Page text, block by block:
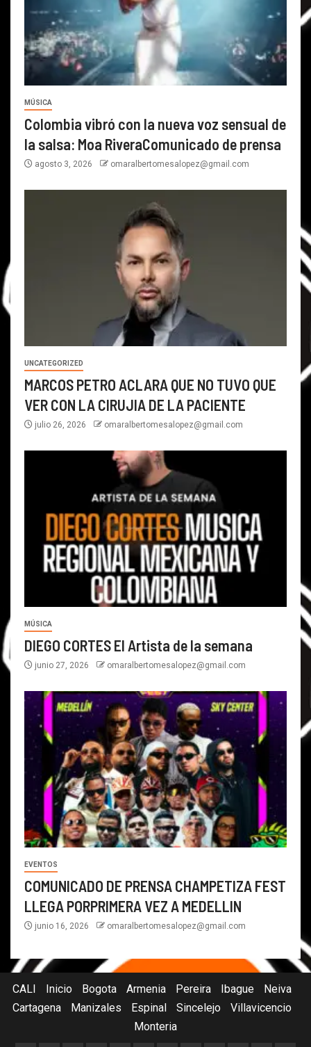
MÚSICA
Colombia vibró con la nueva voz sensual de
la salsa: Moa RiveraComunicado de prensa
agosto 3, 2026 omaralbertomesalopez@gmail.com
UNCATEGORIZED
MARCOS PETRO ACLARA QUE NO TUVO QUE
VER CON LA CIRUJIA DE LA PACIENTE
julio 26, 2026 omaralbertomesalopez@gmail.com
MÚSICA
DIEGO CORTES El Artista de la semana
junio 27, 2026 omaralbertomesalopez@gmail.com
EVENTOS
COMUNICADO DE PRENSA CHAMPETIZA FEST
LLEGA PORPRIMERA VEZ A MEDELLIN
junio 16, 2026 omaralbertomesalopez@gmail.com
CALI Inicio Bogota Armenia Pereira Ibague
Neiva
Cartagena
Manizales Espinal Sincelejo
Villavicencio
Monteria